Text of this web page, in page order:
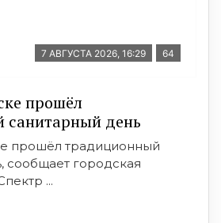
7 АВГУСТА 2026, 16:29 64
прошёл
день
прошёл традиционный
сообщает городская
...